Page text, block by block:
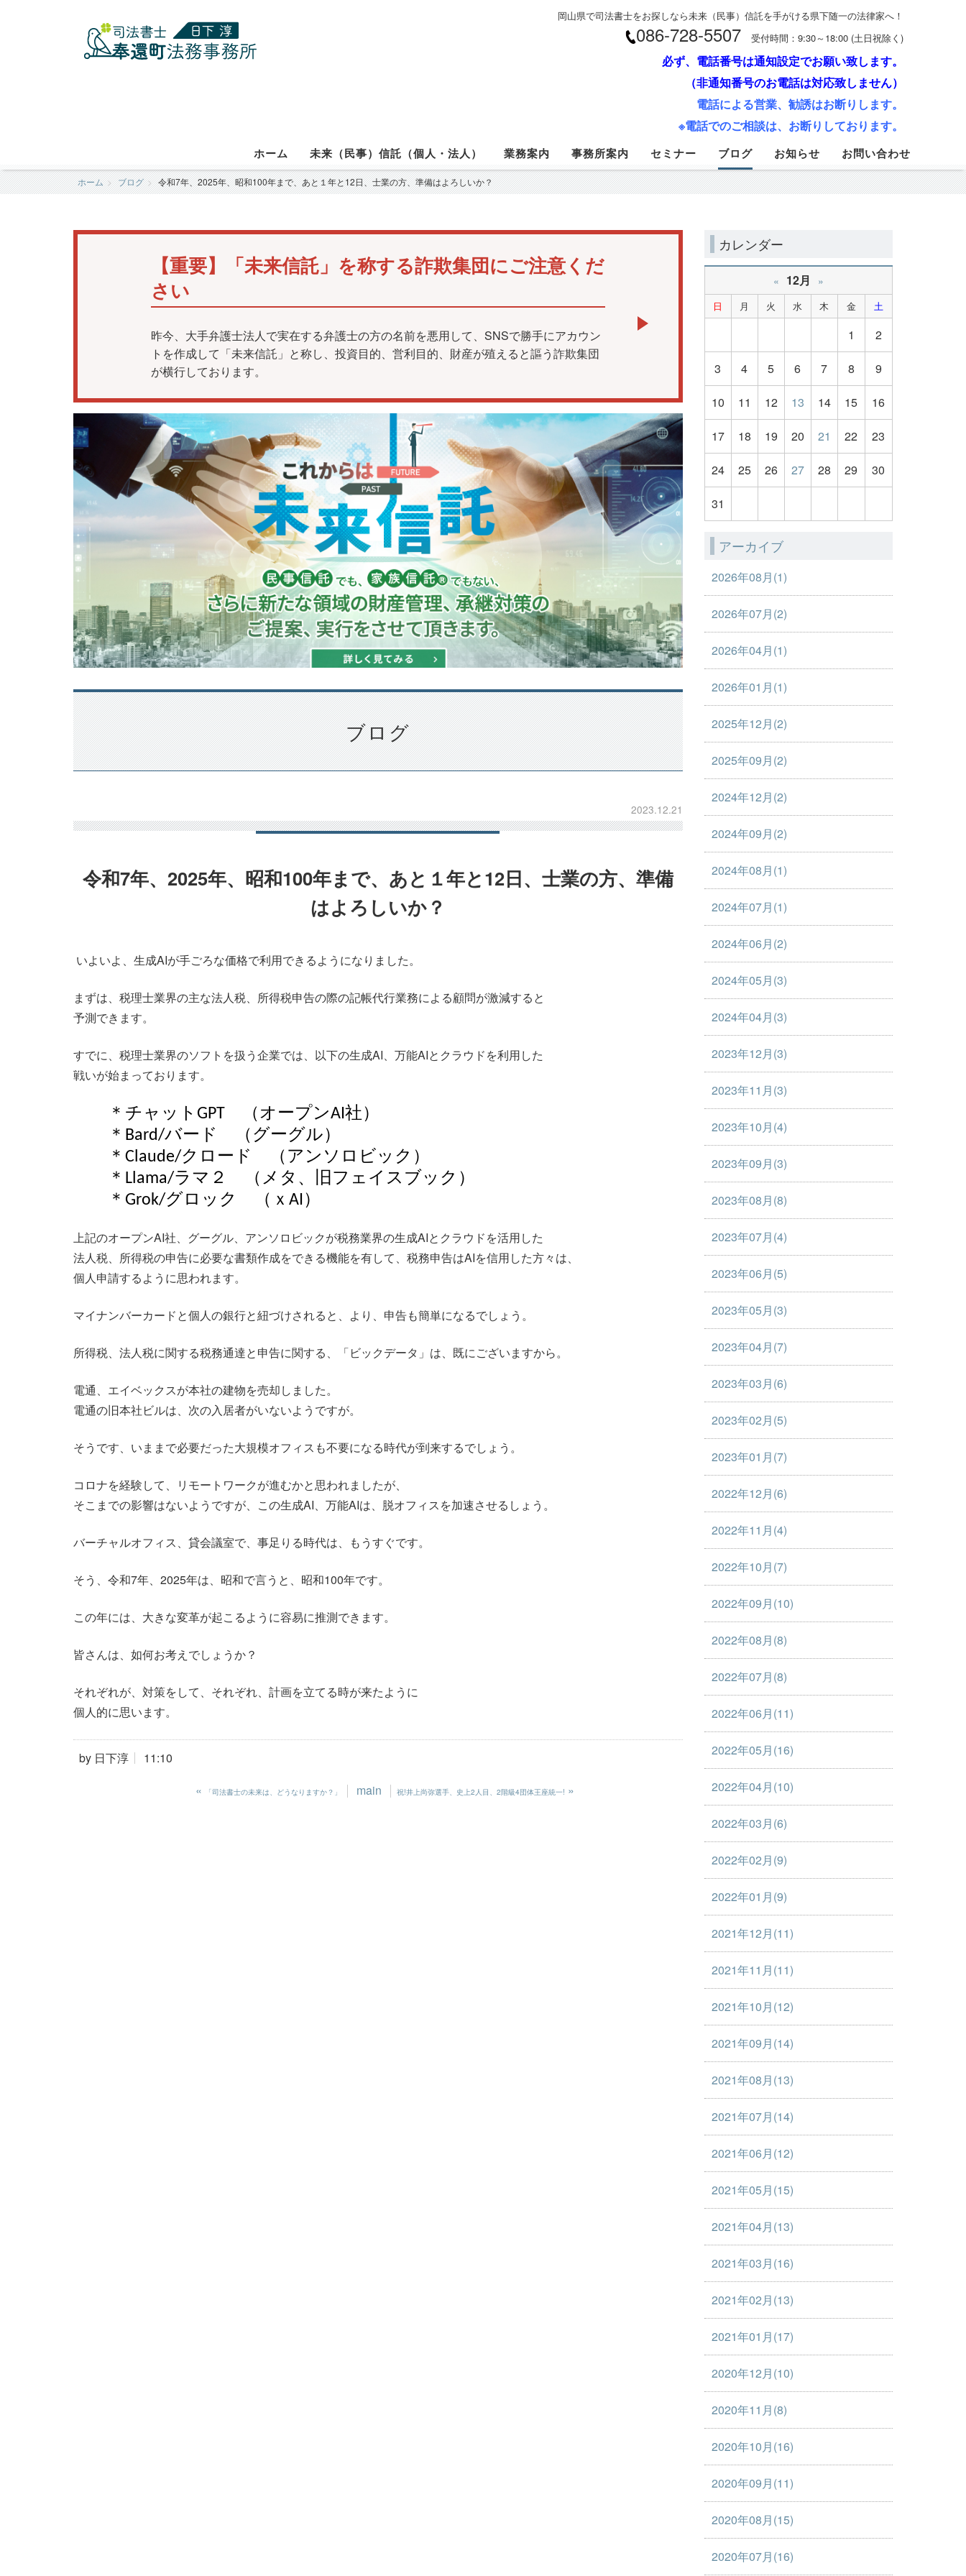
岡山県で司法書士をお探しなら未来（民事）信託を手がける県下随一の法律家へ！
086-728-5507 受付時間：9:30～18:00 (土日祝除く)
必ず、電話番号は通知設定でお願い致します。
（非通知番号のお電話は対応致しません）
電話による営業、勧誘はお断りします。
※電話でのご相談は、お断りしております。
ホーム 未来（民事）信託（個人・法人） 業務案内 事務所案内 セミナー ブログ お知らせ お問い合わせ
ホーム ブログ 令和7年、2025年、昭和100年まで、あと１年と12日、士業の方、準備はよろしいか？
【重要】「未来信託」を称する詐欺集団にご注意くだ
さい
昨今、大手弁護士法人で実在する弁護士の方の名前を悪用して、SNSで勝手にアカウン
トを作成して「未来信託」と称し、投資目的、営利目的、財産が殖えると謳う詐欺集団
が横行しております。
ブログ
2023.12.21
令和7年、2025年、昭和100年まで、あと１年と12日、士業の方、準備
はよろしいか？
いよいよ、生成AIが手ごろな価格で利用できるようになりました。
まずは、税理士業界の主な法人税、所得税申告の際の記帳代行業務による顧問が激減すると
予測できます。
すでに、税理士業界のソフトを扱う企業では、以下の生成AI、万能AIとクラウドを利用した
戦いが始まっております。
＊チャット GPT （オープンAI 社）
＊ Bard/バード （グーグル）
＊ Claude/クロード （アンソロビック）
＊ Llama/ラマ２ （メタ、旧フェイスブック）
＊ Grok/グロック （ｘ AI ）
上記のオープンAI社、グーグル、アンソロビックが税務業界の生成AIとクラウドを活用した
法人税、所得税の申告に必要な書類作成をできる機能を有して、税務申告はAIを信用した方々は、
個人申請するように思われます。
マイナンバーカードと個人の銀行と紐づけされると、より、申告も簡単になるでしょう。
所得税、法人税に関する税務通達と申告に関する、「ビックデータ」は、既にございますから。
電通、エイベックスが本社の建物を売却しました。
電通の旧本社ビルは、次の入居者がいないようですが。
そうです、いままで必要だった大規模オフィスも不要になる時代が到来するでしょう。
コロナを経験して、リモートワークが進むかと思われましたが、
そこまでの影響はないようですが、この生成AI、万能AIは、脱オフィスを加速させるしょう。
バーチャルオフィス、貸会議室で、事足りる時代は、もうすぐです。
そう、令和7年、2025年は、昭和で言うと、昭和100年です。
この年には、大きな変革が起こるように容易に推測できます。
皆さんは、如何お考えでしょうか？
それぞれが、対策をして、それぞれ、計画を立てる時が来たように
個人的に思います。
by 日下淳
11:10
«
「司法書士の未来は、どうなりますか？」 main 祝!井上尚弥選手、史上2人目、2階級4団体王座統一! »
カレンダー
« 12月 »
日 月 火 水 木 金 土
1 2
3 4 5 6 7 8 9
10 11 12 13 14 15 16
17 18 19 20 21 22 23
24 25 26 27 28 29 30
31
アーカイブ
2026年08月(1)
2026年07月(2)
2026年04月(1)
2026年01月(1)
2025年12月(2)
2025年09月(2)
2024年12月(2)
2024年09月(2)
2024年08月(1)
2024年07月(1)
2024年06月(2)
2024年05月(3)
2024年04月(3)
2023年12月(3)
2023年11月(3)
2023年10月(4)
2023年09月(3)
2023年08月(8)
2023年07月(4)
2023年06月(5)
2023年05月(3)
2023年04月(7)
2023年03月(6)
2023年02月(5)
2023年01月(7)
2022年12月(6)
2022年11月(4)
2022年10月(7)
2022年09月(10)
2022年08月(8)
2022年07月(8)
2022年06月(11)
2022年05月(16)
2022年04月(10)
2022年03月(6)
2022年02月(9)
2022年01月(9)
2021年12月(11)
2021年11月(11)
2021年10月(12)
2021年09月(14)
2021年08月(13)
2021年07月(14)
2021年06月(12)
2021年05月(15)
2021年04月(13)
2021年03月(16)
2021年02月(13)
2021年01月(17)
2020年12月(10)
2020年11月(8)
2020年10月(16)
2020年09月(11)
2020年08月(15)
2020年07月(16)